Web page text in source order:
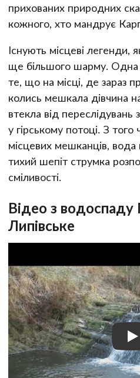
прихованих природних
кожного, хто мандрує
Існують місцеві легенди,
ще більшого шарму. Одна
те, що на місці, де зараз
колись мешкала дівчина
втекла від переслідувань
у гірському потоці. З того
місцевих мешканців, вода
тихий шепіт струмка
сміливості.
Відео з водоспаду
Липівське